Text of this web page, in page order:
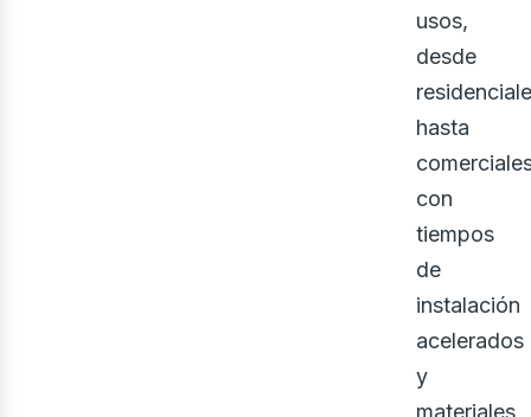
usos,
desde
hasta
con
tiempos
de
instalación
acelerados
y